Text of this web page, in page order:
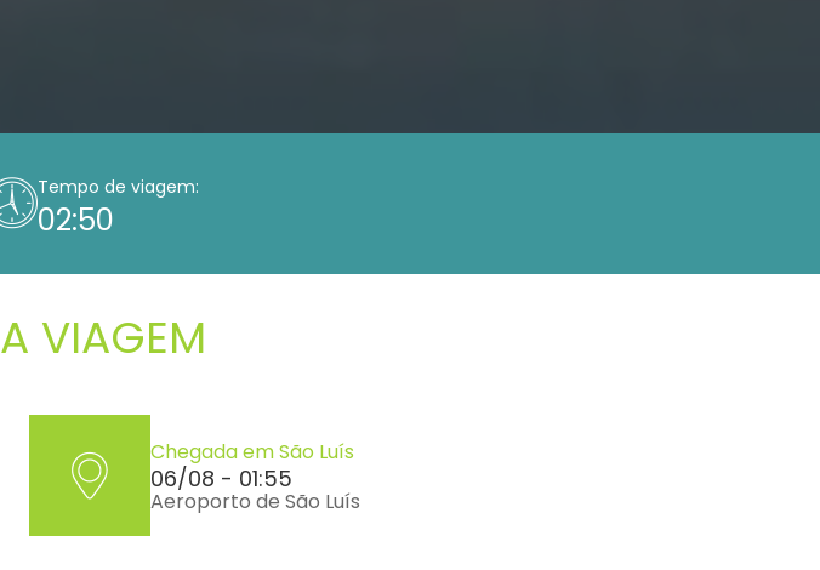
Tempo de viagem:
02:50
VIAGEM
Chegada em São Luís
06/08 - 01:55
Aeroporto de São Luís